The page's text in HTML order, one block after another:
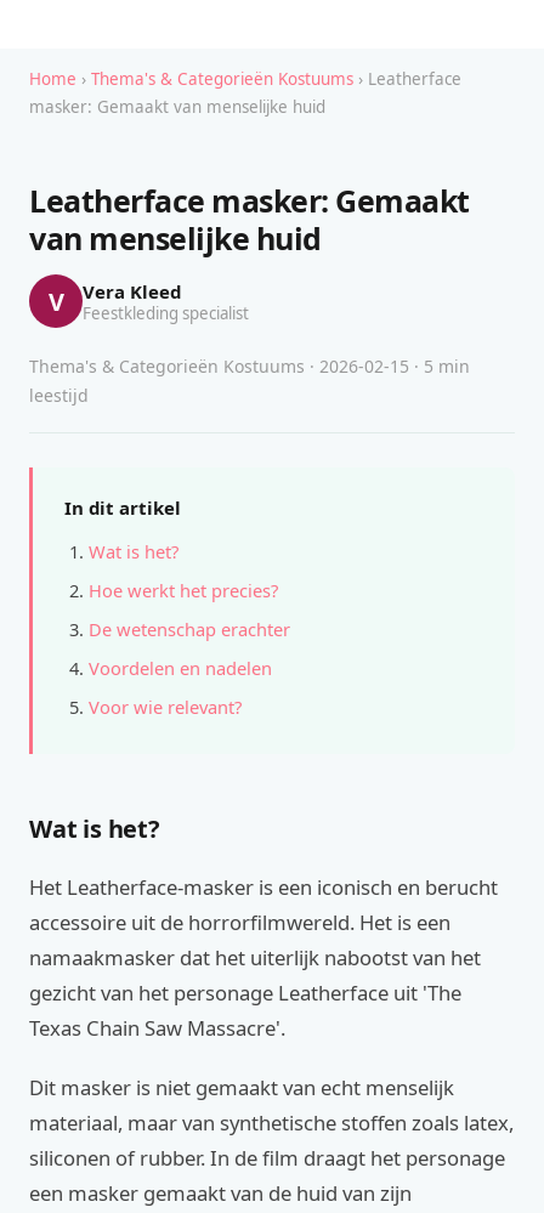
Home › Thema's & Categorieën Kostuums › Leatherface
masker: Gemaakt van menselijke huid
Leatherface masker: Gemaakt
van menselijke huid
V Vera Kleed
Feestkleding specialist
Thema's & Categorieën Kostuums · 2026-02-15 · 5 min
leestijd
In dit artikel
Wat is het?
Hoe werkt het precies?
De wetenschap erachter
Voordelen en nadelen
Voor wie relevant?
Wat is het?
Het Leatherface-masker is een iconisch en berucht
accessoire uit de horrorfilmwereld. Het is een
namaakmasker dat het uiterlijk nabootst van het
gezicht van het personage Leatherface uit 'The
Texas Chain Saw Massacre'.
Dit masker is niet gemaakt van echt menselijk
materiaal, maar van synthetische stoffen zoals latex,
siliconen of rubber. In de film draagt het personage
een masker gemaakt van de huid van zijn